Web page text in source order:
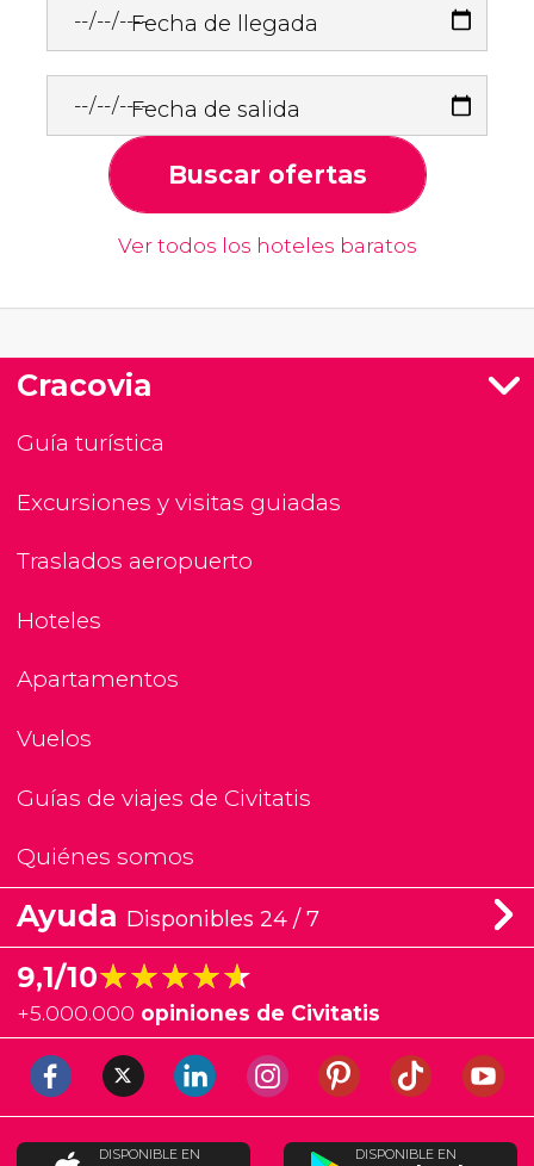
Fecha de llegada
Fecha de salida
Buscar ofertas
Ver todos los hoteles baratos
Cracovia
Guía turística
Excursiones y visitas guiadas
Traslados aeropuerto
Hoteles
Apartamentos
Vuelos
Guías de viajes de Civitatis
Quiénes somos
Ayuda Disponibles 24 / 7
9,1/10★★★★★
★★★★★
+5.000.000 opiniones de Civitatis
DISPONIBLE EN DISPONIBLE EN